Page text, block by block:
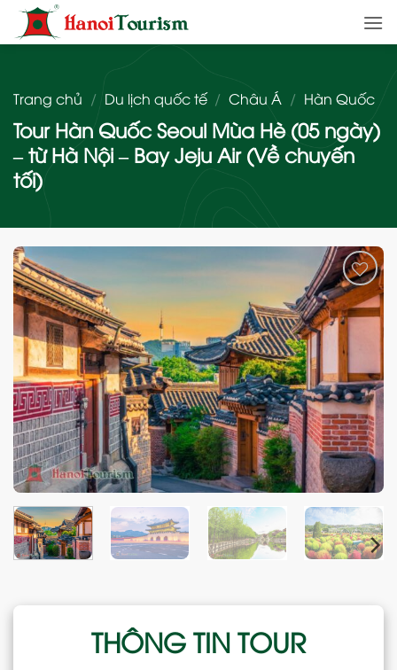
qua
nội
Trang chủ / Du lịch quốc tế / Châu Á / Hàn Quốc
Tour Hàn Quốc Seoul Mùa Hè (05 ngày)
– từ Hà Nội – Bay Jeju Air (Về chuyến
tối)
Add
to
THÔNG TIN TOUR